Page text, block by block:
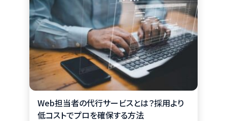
o
a
Web担当者の代行サービスとは？採用より
低コストでプロを確保する方法